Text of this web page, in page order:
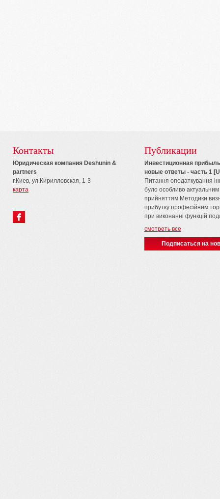
Контакты
Юридическая компания Deshunin &
partners
г.Киев, ул.Кирилловская, 1-3
карта
Публикации
Инвестиционная
новые ответы - часть 1
Питання оподаткування
було особливо актуальним
прийняттям Методики
прибутку професійним
при виконанні функцій
смотреть все
Подписаться на